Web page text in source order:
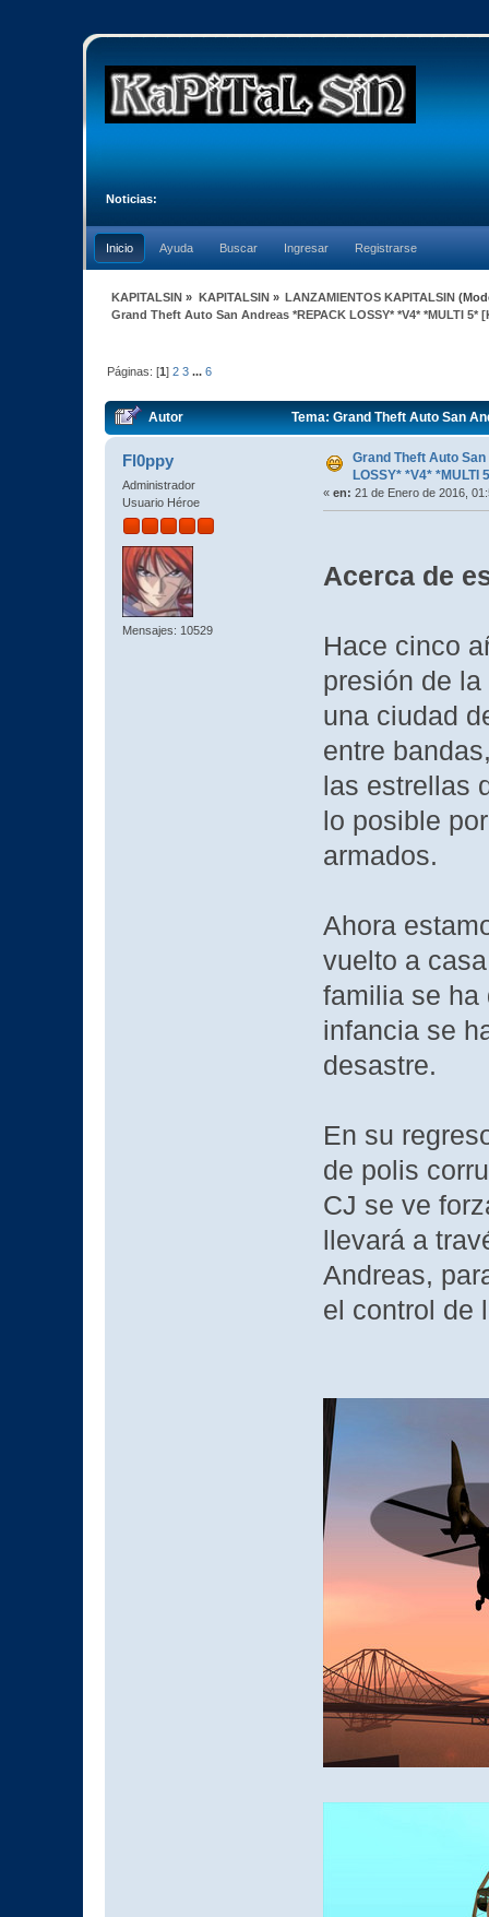
Noticias:
Inicio Ayuda Buscar Ingresar Registrarse
KAPITALSIN » KAPITALSIN» LANZAMIENTOS KAPITALSIN
Grand Theft Auto San Andreas *REPACK LOSSY* *V4* *MULTI 5*
Páginas: [1]2 3 ...6
Autor Tema: Grand Theft Auto San
veces)
Fl0ppy
Administrador
Usuario Héroe
Mensajes: 10529
Grand Theft Auto
LOSSY* *V4* *MULTI
« en: 21 de Enero de 2016,
Acerca de
Hace cinco
presión de
una ciudad
entre
las estrellas
lo posible
armados.
Ahora
vuelto a
familia se ha
infancia se
desastre.
En su
de polis
CJ se ve
llevará a
Andreas,
el control de